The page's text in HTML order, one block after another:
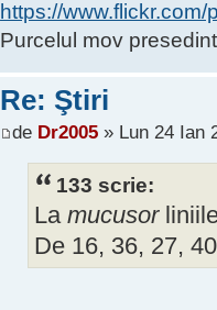
https://
Purcelul mov
Re: Ştiri
de Dr2005» Lun 24 Ian
133 scrie:
La mucusor
De 16, 36, 27,